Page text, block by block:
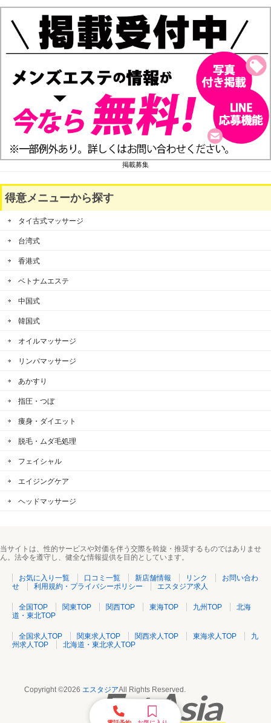
掲載募集
得意メニューから探す
タイ古式マッサージ
台湾式
香港式
ベトナムエステ
中国式
韓国式
オイルマッサージ
リンパマッサージ
あかすり
指圧・つぼ
痩身・ダイエット
脱毛・ムダ毛処理
フェイシャル
エイジングケア
ヘッドマッサージ
当サイトは、性的サービスや対価を伴う交際を斡旋・推奨するものではありませ
ん。法令を遵守し、健全な情報提供を目的としています。
お気に入り一覧 口コミ一覧 新店舗情報 リンク
お問い合わ
せ
利用規約・プライバシーポリシー エスタジア求人
全国TOP 関東TOP 関西TOP 東海TOP 九州TOP
北海
道・東北TOP
全国求人TOP 関東求人TOP 関西求人TOP 東海求人TOP
九
州求人TOP
北海道・東北求人TOP
Copyright ©2026 エスタジアAll Rights Reserved.